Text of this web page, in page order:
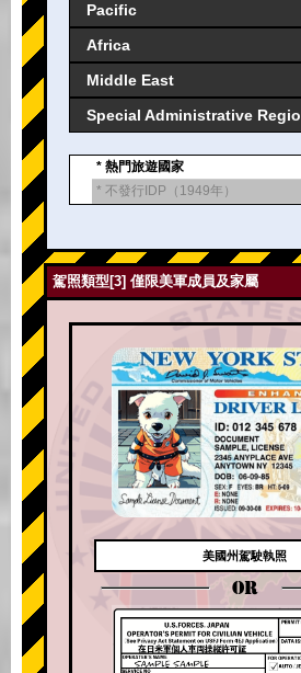
Pacific
Africa
Middle East
Special Administrative
* 熱門旅遊國家
* 不發行IDP（1949年）
駕照類型[3] 僅限美軍成員及家屬
美國州駕駛執照
OR